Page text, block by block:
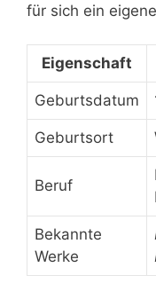
für sich ein
Eigenschaft
Geburtsdatum
Geburtsort
Beruf
Bekannte
Werke